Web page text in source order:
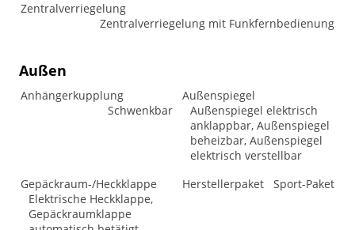
Zentralverriegelung
Zentralverriegelung mit Funkfernbedienung
Außen
Anhängerkupplung
Schwenkbar
Außenspiegel
Außenspiegel elektrisch
anklappbar, Außenspiegel
beheizbar, Außenspiegel
elektrisch verstellbar
Gepäckraum-/Heckklappe
Elektrische Heckklappe,
Gepäckraumklappe
Herstellerpaket Sport-Paket